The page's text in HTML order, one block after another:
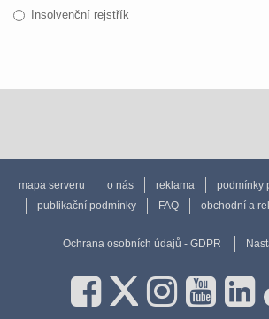
Insolvenční rejstřík
mapa serveru o nás reklama podmínky
publikační podmínky
FAQ obchodní a
Ochrana osobních údajů - GDPR